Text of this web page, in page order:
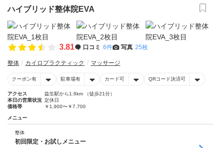
ハイブリッド整体院EVA
3.81 口コミ 6件 写真 25枚
整体 カイロプラクティック マッサージ
クーポン有 駐車場有 カード可 QRコード決済可
アクセス
益生駅から1.6km （徒歩21分）
本日の営業状況 定休日
価格帯
￥1,900〜￥7,700
メニュー
整体
初回限定・お試しメニュー